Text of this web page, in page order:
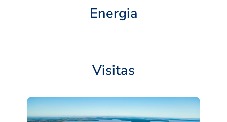
Energia
Visitas